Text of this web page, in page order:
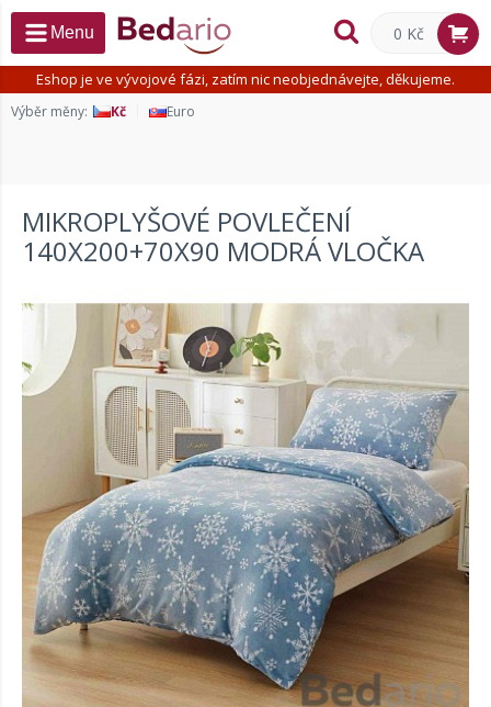
Eshop je ve vývojové fázi, zatím nic neobjednávejte, děkujeme.
Výběr měny: Kč Euro
Menu 0 Kč
MIKROPLYŠOVÉ POVLEČENÍ
140X200+70X90 MODRÁ VLOČKA